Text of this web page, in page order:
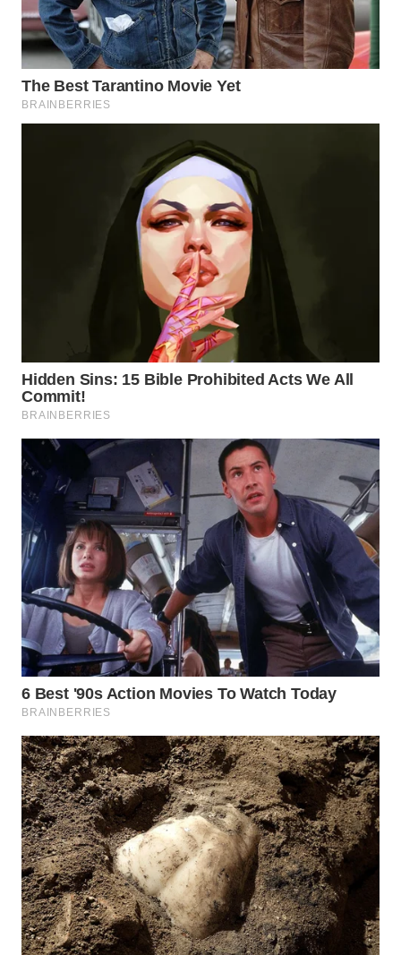
DANAU
TOBA
NIAS
WN
KARO
WN
SIMALUNGUN
WN
LABUHANBATU
WN
TAPANULI
TENGAH
WN DELI
SERDANG
TEBING
TINGGI
WN
PAKPAK
WN
KARAWANG
WN